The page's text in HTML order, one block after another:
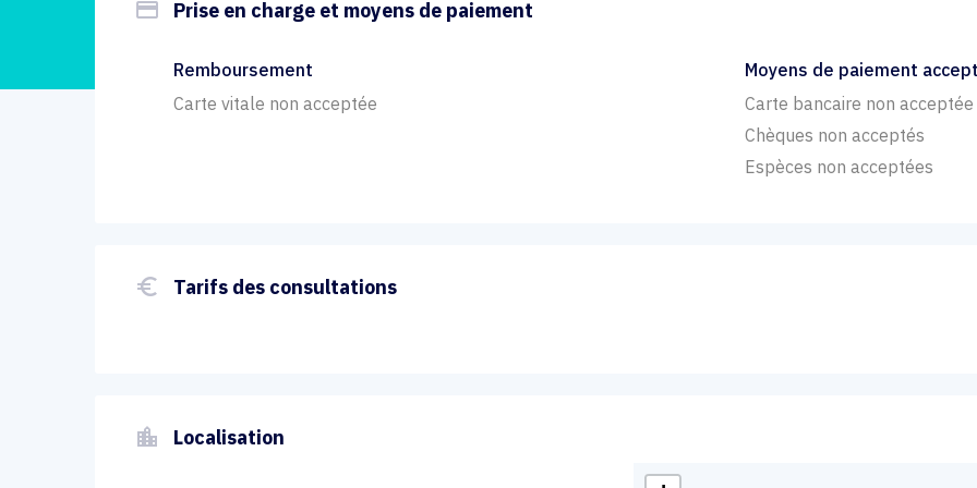
payment Prise en charge et moyens de paiement
Remboursement
Carte vitale non acceptée
Moyens de paiement
Carte bancaire non acceptée
Chèques non acceptés
Espèces non acceptées
euro_symbol Tarifs des consultations
location_city Localisation